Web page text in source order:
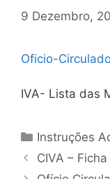
9 Dezembro,
Oficio-
IVA- Lista das
Categorias
Instruções
Navegação
de
CIVA –